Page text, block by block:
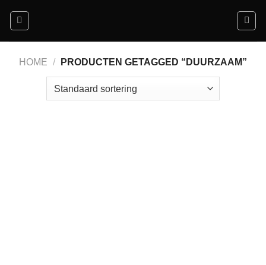
naar
HOME / PRODUCTEN GETAGGED “DUURZAAM”